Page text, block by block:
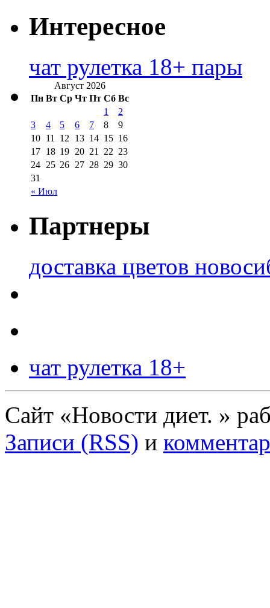
Интересное
чат рулетка 18+ пары
Август 2026
Пн Вт Ср Чт Пт Сб Вс
« Июл
1
2
3
4 5 6 7 8
9
10 11 12 13 14 15 16
17 18 19 20 21 22 23
24 25 26 27 28 29 30
31
Партнеры
доставка цветов
чат рулетка 18+
Сайт «Новости диет. »
Записи (RSS) и